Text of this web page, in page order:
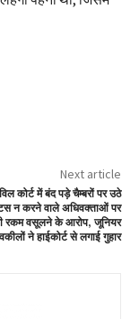
Next article
कोर्ट में बंद पड़े चैम्बरों पर उठे
न करने वाले अधिवक्ताओं पर
रकम वसूलने के आरोप, जूनियर
ने हाईकोर्ट से लगाई गुहार